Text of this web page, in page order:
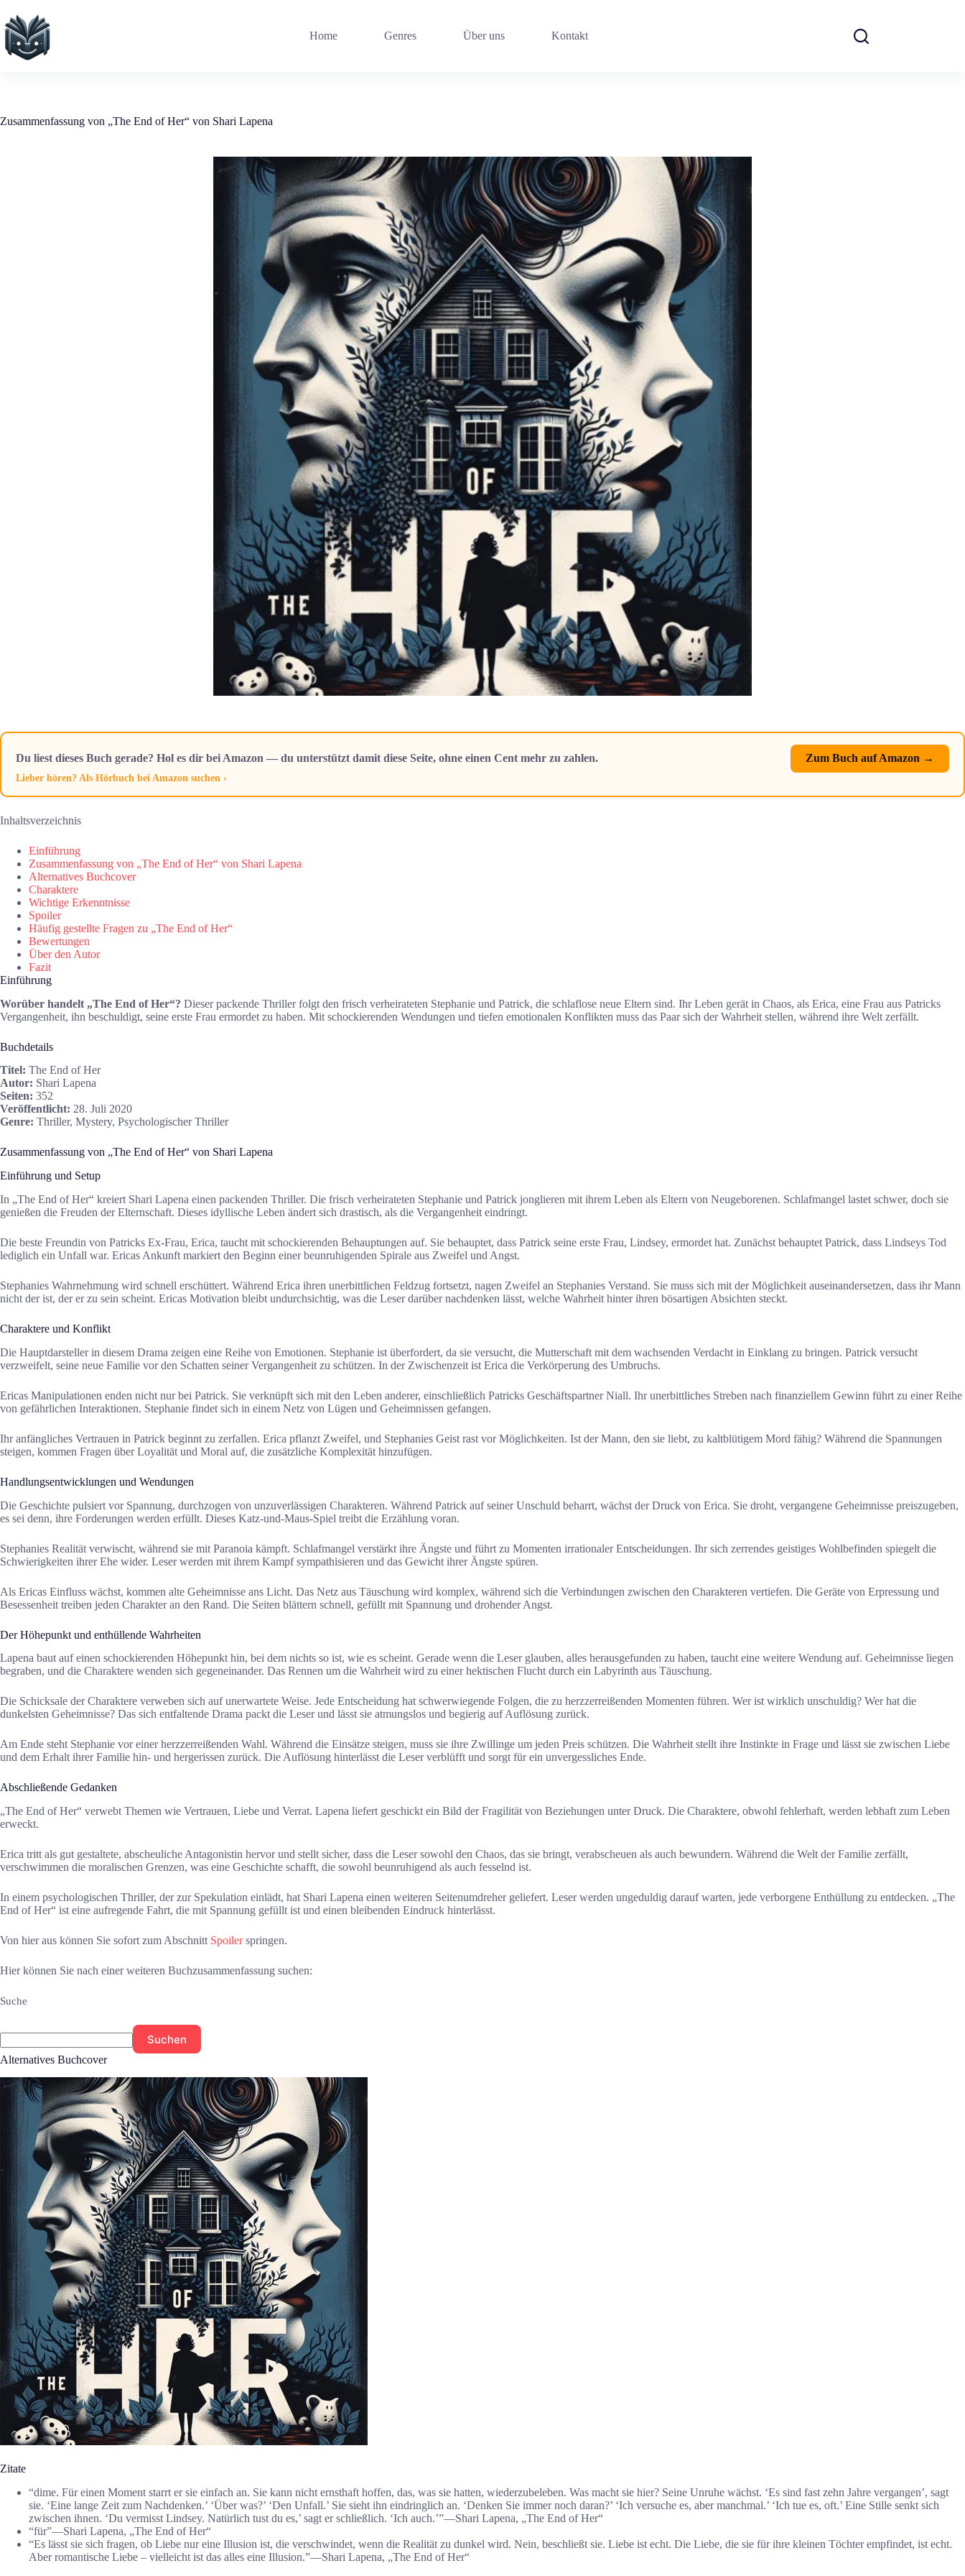
Inhalt
springen
Home Genres Über uns Kontakt
Zusammenfassung von „The End of Her“ von Shari Lapena
Du liest dieses Buch gerade? Hol es dir bei Amazon — du unterstützt damit diese Seite, ohne einen Cent mehr zu zahlen. Zum Buch auf Amazon →
Lieber hören? Als Hörbuch bei Amazon suchen ›
Inhaltsverzeichnis
Einführung
Zusammenfassung von „The End of Her“ von Shari Lapena
Alternatives Buchcover
Charaktere
Wichtige Erkenntnisse
Spoiler
Häufig gestellte Fragen zu „The End of Her“
Bewertungen
Über den Autor
Fazit
Einführung
Worüber handelt „The End of Her“? Dieser packende Thriller folgt den frisch verheirateten Stephanie und Patrick, die schlaflose neue Eltern sind. Ihr Leben gerät in Chaos, als Erica, eine Frau aus Patricks
Vergangenheit, ihn beschuldigt, seine erste Frau ermordet zu haben. Mit schockierenden Wendungen und tiefen emotionalen Konflikten muss das Paar sich der Wahrheit stellen, während ihre Welt zerfällt.
Buchdetails
Titel: The End of Her
Autor: Shari Lapena
Seiten: 352
Veröffentlicht: 28. Juli 2020
Genre: Thriller, Mystery, Psychologischer Thriller
Zusammenfassung von „The End of Her“ von Shari Lapena
Einführung und Setup
In „The End of Her“ kreiert Shari Lapena einen packenden Thriller. Die frisch verheirateten Stephanie und Patrick jonglieren mit ihrem Leben als Eltern von Neugeborenen. Schlafmangel lastet schwer, doch sie
genießen die Freuden der Elternschaft. Dieses idyllische Leben ändert sich drastisch, als die Vergangenheit eindringt.
Die beste Freundin von Patricks Ex-Frau, Erica, taucht mit schockierenden Behauptungen auf. Sie behauptet, dass Patrick seine erste Frau, Lindsey, ermordet hat. Zunächst behauptet Patrick, dass Lindseys Tod
lediglich ein Unfall war. Ericas Ankunft markiert den Beginn einer beunruhigenden Spirale aus Zweifel und Angst.
Stephanies Wahrnehmung wird schnell erschüttert. Während Erica ihren unerbittlichen Feldzug fortsetzt, nagen Zweifel an Stephanies Verstand. Sie muss sich mit der Möglichkeit auseinandersetzen, dass ihr Mann
nicht der ist, der er zu sein scheint. Ericas Motivation bleibt undurchsichtig, was die Leser darüber nachdenken lässt, welche Wahrheit hinter ihren bösartigen Absichten steckt.
Charaktere und Konflikt
Die Hauptdarsteller in diesem Drama zeigen eine Reihe von Emotionen. Stephanie ist überfordert, da sie versucht, die Mutterschaft mit dem wachsenden Verdacht in Einklang zu bringen. Patrick versucht
verzweifelt, seine neue Familie vor den Schatten seiner Vergangenheit zu schützen. In der Zwischenzeit ist Erica die Verkörperung des Umbruchs.
Ericas Manipulationen enden nicht nur bei Patrick. Sie verknüpft sich mit den Leben anderer, einschließlich Patricks Geschäftspartner Niall. Ihr unerbittliches Streben nach finanziellem Gewinn führt zu einer Reihe
von gefährlichen Interaktionen. Stephanie findet sich in einem Netz von Lügen und Geheimnissen gefangen.
Ihr anfängliches Vertrauen in Patrick beginnt zu zerfallen. Erica pflanzt Zweifel, und Stephanies Geist rast vor Möglichkeiten. Ist der Mann, den sie liebt, zu kaltblütigem Mord fähig? Während die Spannungen
steigen, kommen Fragen über Loyalität und Moral auf, die zusätzliche Komplexität hinzufügen.
Handlungsentwicklungen und Wendungen
Die Geschichte pulsiert vor Spannung, durchzogen von unzuverlässigen Charakteren. Während Patrick auf seiner Unschuld beharrt, wächst der Druck von Erica. Sie droht, vergangene Geheimnisse preiszugeben,
es sei denn, ihre Forderungen werden erfüllt. Dieses Katz-und-Maus-Spiel treibt die Erzählung voran.
Stephanies Realität verwischt, während sie mit Paranoia kämpft. Schlafmangel verstärkt ihre Ängste und führt zu Momenten irrationaler Entscheidungen. Ihr sich zerrendes geistiges Wohlbefinden spiegelt die
Schwierigkeiten ihrer Ehe wider. Leser werden mit ihrem Kampf sympathisieren und das Gewicht ihrer Ängste spüren.
Als Ericas Einfluss wächst, kommen alte Geheimnisse ans Licht. Das Netz aus Täuschung wird komplex, während sich die Verbindungen zwischen den Charakteren vertiefen. Die Geräte von Erpressung und
Besessenheit treiben jeden Charakter an den Rand. Die Seiten blättern schnell, gefüllt mit Spannung und drohender Angst.
Der Höhepunkt und enthüllende Wahrheiten
Lapena baut auf einen schockierenden Höhepunkt hin, bei dem nichts so ist, wie es scheint. Gerade wenn die Leser glauben, alles herausgefunden zu haben, taucht eine weitere Wendung auf. Geheimnisse liegen
begraben, und die Charaktere wenden sich gegeneinander. Das Rennen um die Wahrheit wird zu einer hektischen Flucht durch ein Labyrinth aus Täuschung.
Die Schicksale der Charaktere verweben sich auf unerwartete Weise. Jede Entscheidung hat schwerwiegende Folgen, die zu herzzerreißenden Momenten führen. Wer ist wirklich unschuldig? Wer hat die
dunkelsten Geheimnisse? Das sich entfaltende Drama packt die Leser und lässt sie atmungslos und begierig auf Auflösung zurück.
Am Ende steht Stephanie vor einer herzzerreißenden Wahl. Während die Einsätze steigen, muss sie ihre Zwillinge um jeden Preis schützen. Die Wahrheit stellt ihre Instinkte in Frage und lässt sie zwischen Liebe
und dem Erhalt ihrer Familie hin- und hergerissen zurück. Die Auflösung hinterlässt die Leser verblüfft und sorgt für ein unvergessliches Ende.
Abschließende Gedanken
„The End of Her“ verwebt Themen wie Vertrauen, Liebe und Verrat. Lapena liefert geschickt ein Bild der Fragilität von Beziehungen unter Druck. Die Charaktere, obwohl fehlerhaft, werden lebhaft zum Leben
erweckt.
Erica tritt als gut gestaltete, abscheuliche Antagonistin hervor und stellt sicher, dass die Leser sowohl den Chaos, das sie bringt, verabscheuen als auch bewundern. Während die Welt der Familie zerfällt,
verschwimmen die moralischen Grenzen, was eine Geschichte schafft, die sowohl beunruhigend als auch fesselnd ist.
In einem psychologischen Thriller, der zur Spekulation einlädt, hat Shari Lapena einen weiteren Seitenumdreher geliefert. Leser werden ungeduldig darauf warten, jede verborgene Enthüllung zu entdecken. „The
End of Her“ ist eine aufregende Fahrt, die mit Spannung gefüllt ist und einen bleibenden Eindruck hinterlässt.
Von hier aus können Sie sofort zum Abschnitt Spoilerspringen.
Hier können Sie nach einer weiteren Buchzusammenfassung suchen:
Suche
Suchen
Alternatives Buchcover
Zitate
“dime. Für einen Moment starrt er sie einfach an. Sie kann nicht ernsthaft hoffen, das, was sie hatten, wiederzubeleben. Was macht sie hier? Seine Unruhe wächst. ‘Es sind fast zehn Jahre vergangen’, sagt
sie. ‘Eine lange Zeit zum Nachdenken.’ ‘Über was?’ ‘Den Unfall.’ Sie sieht ihn eindringlich an. ‘Denken Sie immer noch daran?’ ‘Ich versuche es, aber manchmal.’ ‘Ich tue es, oft.’ Eine Stille senkt sich
zwischen ihnen. ‘Du vermisst Lindsey. Natürlich tust du es,’ sagt er schließlich. ‘Ich auch.’”―Shari Lapena, „The End of Her“
“für”―Shari Lapena, „The End of Her“
“Es lässt sie sich fragen, ob Liebe nur eine Illusion ist, die verschwindet, wenn die Realität zu dunkel wird. Nein, beschließt sie. Liebe ist echt. Die Liebe, die sie für ihre kleinen Töchter empfindet, ist echt.
Aber romantische Liebe – vielleicht ist das alles eine Illusion.”―Shari Lapena, „The End of Her“